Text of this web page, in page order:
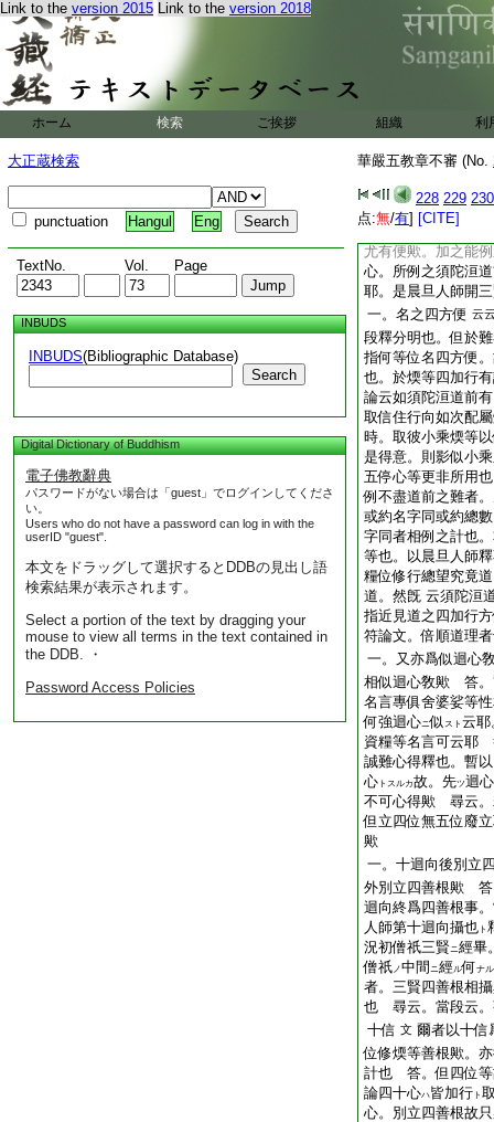
Link to the version 2015 Link to the version 2018
ホーム 検索 ご挨拶 組織 利
大正蔵検索
punctuation Hangul Eng
TextNo. Vol. Page
INBUDS
INBUDS(Bibliographic Database)
Search
Digital Dictionary of Buddhism
電子佛教辭典
パスワードがない場合は「guest」でログインしてくださ
い。
Users who do not have a password can log in with the
userID "guest".
本文をドラッグして選択するとDDBの見出し語
検索結果が表示されます。
Select a portion of the text by dragging your
mouse to view all terms in the text contained in
the DDB. ・
Password Access Policies
華嚴五教章不審 (No.
228 229 230
点:無/有] [CITE]
爲位耶 答。當段
立爲位者。此始敎
退。何爲位耶。故
九日
四位者煗等四善根
見梁論文。只云有
何輒釋煗等耶。何
四種方便。此方便
尤有便歟。加之能
心。所例之須陀洹
耶。是晨旦人師開
一。名之四方便 云
段釋分明也。但於
指何等位名四方便
也。於煗等四加行
論云如須陀洹道前
取信住行向如次配
時。取彼小乘煗等
是得意。則影似小
五停心等更非所用
例不盡道前之難者
或約名字同或約總
字同者相例之計也
等也。以晨旦人師
糧位修行總望究竟
道。然旣 云須陀洹
指近見道之四加行
符論文。倍順道理
一。又亦爲似迴心
相似迴心敎歟 答
名言專俱舍婆娑等
何強迴心ニ似 スト 云耶
資糧等名言可云耶
誠難心得釋也。暫
心 トスルカ故。先ツ迴心
不可心得歟 尋云。
但立四位無五位廢
歟
一。十迴向後別立
外別立四善根歟
迴向終爲四善根事
人師第十迴向攝也 ト
況初僧祇三賢ニ經畢
僧祇ノ中間 ニ經ル何ナル
者。三賢四善根相
也 尋云。當段云。
十信 文 爾者以十信
位修煗等善根歟。
計也 答。但四位等
論四十心ハ皆加行 ト
心。別立四善根故